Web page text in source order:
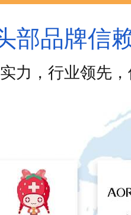
部品牌信
力，行业领先